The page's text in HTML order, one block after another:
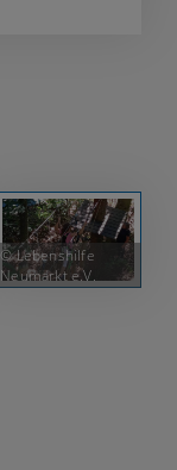
© Lebenshilfe
Neumarkt e.V.